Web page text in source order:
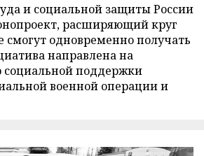
и социальной защиты России
расширяющий круг
смогут одновременно получать
направлена на
поддержки
военной операции и